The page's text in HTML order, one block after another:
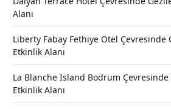
Alanı
Liberty Fabay Fethiye Otel Çevresinde
Etkinlik Alanı
La Blanche Island Bodrum Çevresinde
Etkinlik Alanı